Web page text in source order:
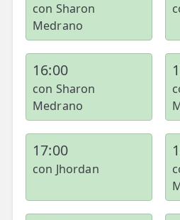
😧 Fisioterapia ATM
🦴 Osteopatía
🫶 Suelo Pélvico
💆 Masajes Madrid
🏅 Fisioterapia Deportiva
🧠 Fisioterapia
🧍 Fisioterapia Vestibular
con Sharon
Medrano
16:00
con Sharon
Medrano
17:00
con Jhordan